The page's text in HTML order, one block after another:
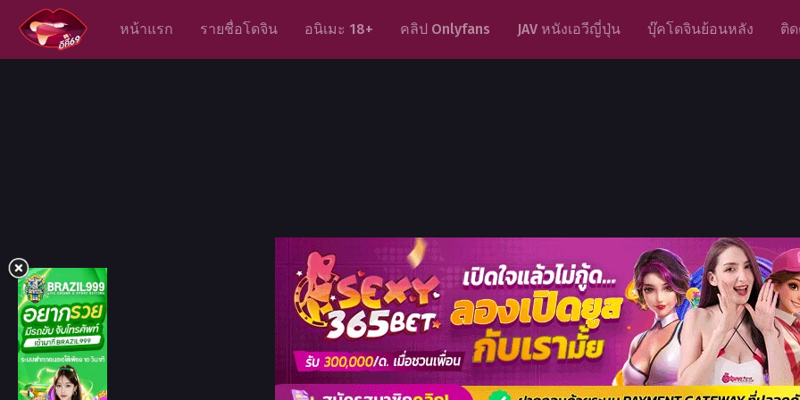
หน้าแรก รายชื่อโดจิน อนิเมะ 18+ คลิป Onlyfans JAV หนังเอวีญี่ปุ่น บุ๊คโดจินย้อนหลัง ติ